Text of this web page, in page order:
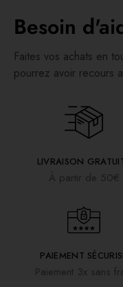
Besoin
Faites vos achats en
pourrez avoir recours
LIVRAISON
À partir de 50€
PAIEMENT
Paiement 3x sans